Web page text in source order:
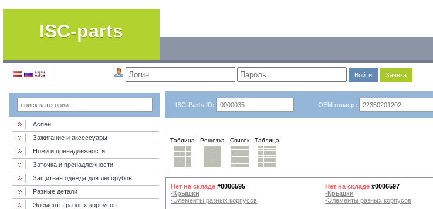
ISC-parts
Войти Заявка
Аспен
Зажигание и аксессуары
Ножи и пренадлежности
Заточка и пренадлежности
Защитная одежда для лесорубов
Разные детали
Элементы разных корпусов
ISC-Parts ID: OEM номер:
Таблица Решетка Список Таблица
Нет на складе #0006595
-Крышки
-Элементы разных корпусов
Нет на складе #0006597
-Крышки
-Элементы разных корпусов